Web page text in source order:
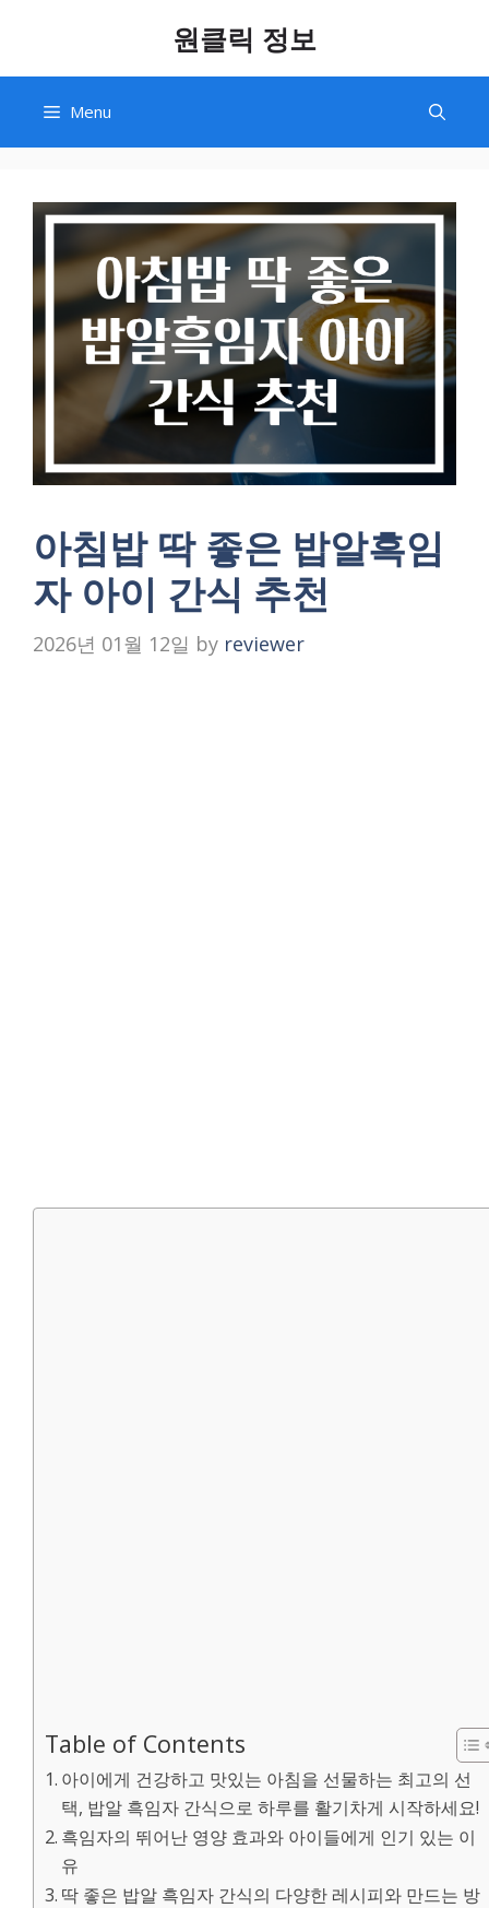
content
원클릭 정보
Menu
아침밥 딱 좋은 밥알흑임
자 아이 간식 추천
2026년 01월 12일 by reviewer
Table of Contents
아이에게 건강하고 맛있는 아침을 선물하는 최고의 선
택, 밥알 흑임자 간식으로 하루를 활기차게 시작하세요!
흑임자의 뛰어난 영양 효과와 아이들에게 인기 있는 이
유
딱 좋은 밥알 흑임자 간식의 다양한 레시피와 만드는 방